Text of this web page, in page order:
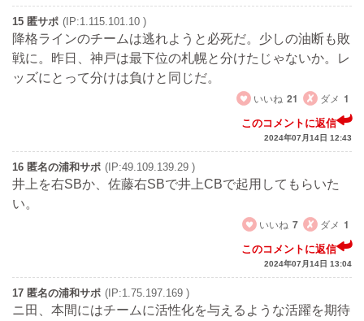
15 匿サポ (IP:1.115.101.10 )
降格ラインのチームは逃れようと必死だ。少しの油断も敗
戦に。昨日、神戸は最下位の札幌と分けたじゃないか。レ
ッズにとって分けは負けと同じだ。
いいね 21 ダメ 1
このコメントに返信
2024年07月14日 12:43
16 匿名の浦和サポ (IP:49.109.139.29 )
井上を右SBか、佐藤右SBで井上CBで起用してもらいた
い。
いいね 7 ダメ 1
このコメントに返信
2024年07月14日 13:04
17 匿名の浦和サポ (IP:1.75.197.169 )
ニ田、本間にはチームに活性化を与えるような活躍を期待